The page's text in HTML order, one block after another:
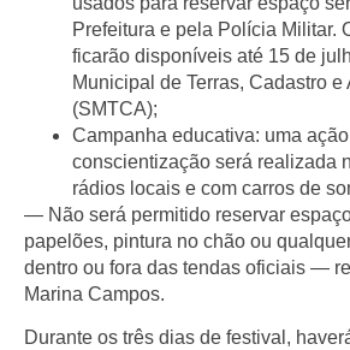
Prefeitura e pela Polícia Militar.
ficarão disponíveis até 15 de
Municipal de Terras, Cadastro e
(SMTCA);
Campanha educativa: uma
conscientização será realizada
rádios locais e com carros de
— Não será permitido reservar
papelões, pintura no chão ou
dentro ou fora das tendas oficiais —
Marina Campos.
Durante os três dias de festival,